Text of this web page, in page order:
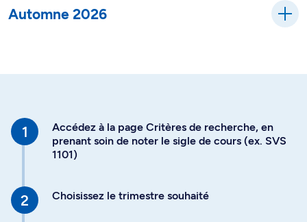
Automne 2026
Accédez à la page Critères de recherche, en
prenant soin de noter le sigle de cours (ex. SVS
1101)
Choisissez le trimestre souhaité